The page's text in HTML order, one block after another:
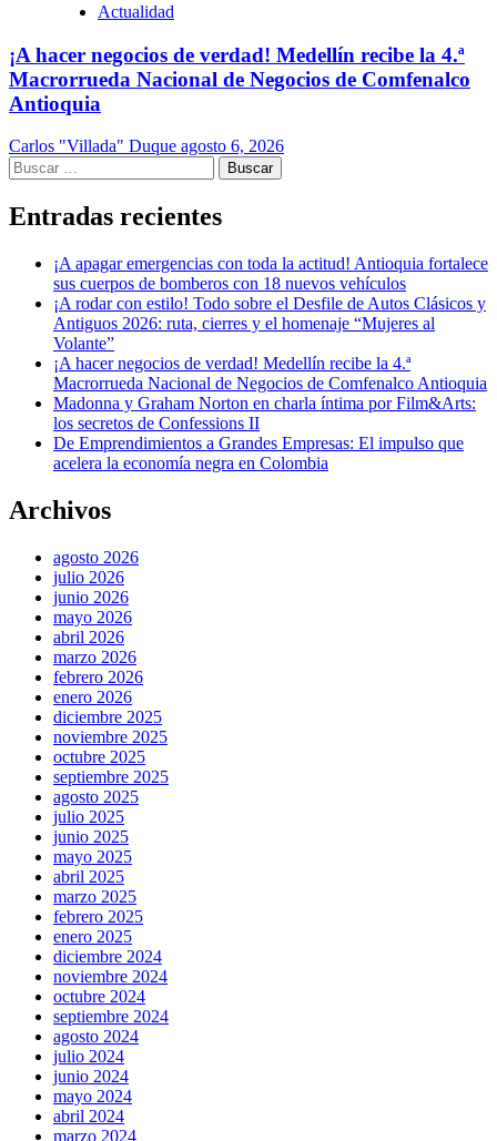
Actualidad
¡A hacer negocios de verdad! Medellín recibe la 4.ª
Macrorrueda Nacional de Negocios de Comfenalco
Antioquia
Carlos "Villada" Duque agosto 6, 2026
Buscar:
Entradas recientes
¡A apagar emergencias con toda la actitud! Antioquia fortalece
sus cuerpos de bomberos con 18 nuevos vehículos
¡A rodar con estilo! Todo sobre el Desfile de Autos Clásicos y
Antiguos 2026: ruta, cierres y el homenaje “Mujeres al
Volante”
¡A hacer negocios de verdad! Medellín recibe la 4.ª
Macrorrueda Nacional de Negocios de Comfenalco Antioquia
Madonna y Graham Norton en charla íntima por Film&Arts:
los secretos de Confessions II
De Emprendimientos a Grandes Empresas: El impulso que
acelera la economía negra en Colombia
Archivos
agosto 2026
julio 2026
junio 2026
mayo 2026
abril 2026
marzo 2026
febrero 2026
enero 2026
diciembre 2025
noviembre 2025
octubre 2025
septiembre 2025
agosto 2025
julio 2025
junio 2025
mayo 2025
abril 2025
marzo 2025
febrero 2025
enero 2025
diciembre 2024
noviembre 2024
octubre 2024
septiembre 2024
agosto 2024
julio 2024
junio 2024
mayo 2024
abril 2024
marzo 2024